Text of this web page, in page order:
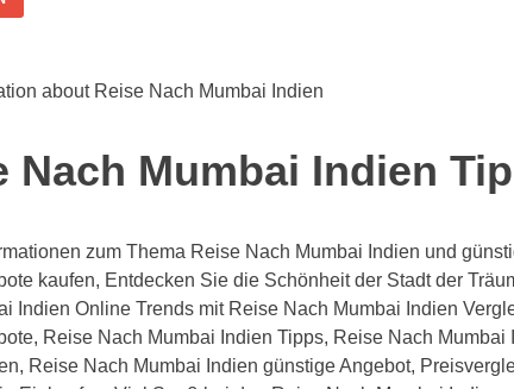
about Reise Nach Mumbai Indien
Nach Mumbai Indien
zum Thema Reise Nach Mumbai Indien und
kaufen, Entdecken Sie die Schönheit der Stadt der
Indien Online Trends mit Reise Nach Mumbai Indien
Reise Nach Mumbai Indien Tipps, Reise Nach Mumbai
Reise Nach Mumbai Indien günstige Angebot,